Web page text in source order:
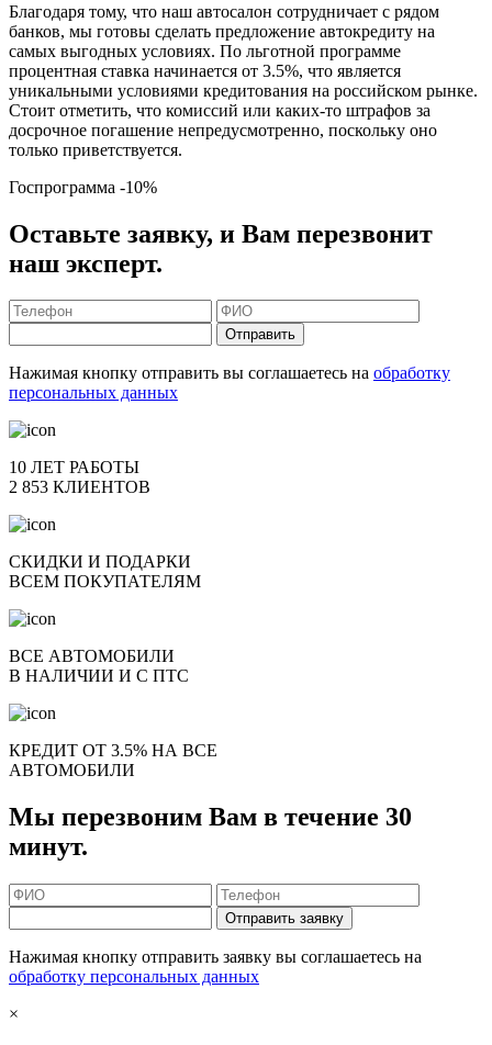
Благодаря тому, что наш автосалон сотрудничает с рядом
банков, мы готовы сделать предложение автокредиту на
самых выгодных условиях. По льготной программе
процентная ставка начинается от 3.5%, что является
уникальными условиями кредитования на российском рынке.
Стоит отметить, что комиссий или каких-то штрафов за
досрочное погашение непредусмотренно, поскольку оно
только приветствуется.
Госпрограмма -10%
Оставьте заявку, и Вам перезвонит
наш эксперт.
Отправить
Нажимая кнопку отправить вы соглашаетесь на обработку
персональных данных
10 ЛЕТ РАБОТЫ
2 853 КЛИЕНТОВ
СКИДКИ И ПОДАРКИ
ВСЕМ ПОКУПАТЕЛЯМ
ВСЕ АВТОМОБИЛИ
В НАЛИЧИИ И С ПТС
КРЕДИТ ОТ 3.5% НА ВСЕ
АВТОМОБИЛИ
Мы перезвоним Вам в течение 30
минут.
Отправить заявку
Нажимая кнопку отправить заявку вы соглашаетесь на
обработку персональных данных
×